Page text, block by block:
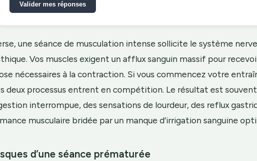
Valider mes réponses
une séance de musculation intense sollicite le système
Vos muscles exigent un afflux sanguin massif pour
nécessaires à la contraction. Si vous commencez votre
deux processus entrent en compétition. Le résultat est
interrompue, des sensations de lourdeur, des reflux
musculaire bridée par un manque d’irrigation sanguine
d’une séance prématurée